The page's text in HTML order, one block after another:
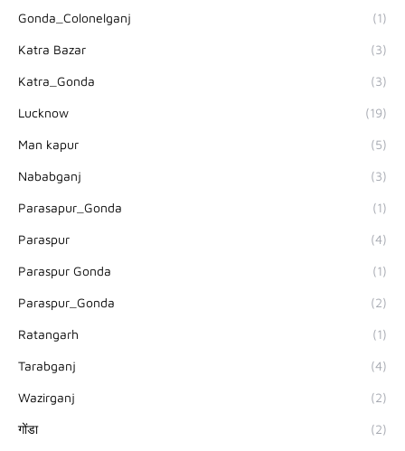
Gonda_Colonelganj (1)
Katra Bazar (3)
Katra_Gonda (3)
Lucknow (19)
Man kapur (5)
Nababganj (3)
Parasapur_Gonda (1)
Paraspur (4)
Paraspur Gonda (1)
Paraspur_Gonda (2)
Ratangarh (1)
Tarabganj (4)
Wazirganj (2)
गोंडा (2)